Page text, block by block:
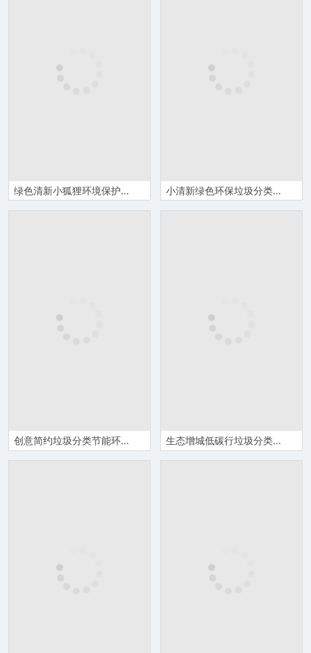
绿色清新小狐狸环境保护垃圾分类教育演讲汇报PPT模板 小清新绿色环保垃圾分类环境保护主题班会PPT模板
创意简约垃圾分类节能环保教育宣传PPT模板 生态增城低碳行垃圾分类要先行主题PPT模板